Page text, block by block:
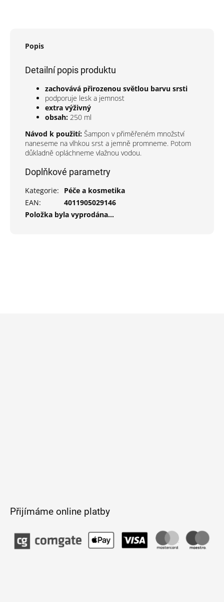
Popis
Detailní popis produktu
zachovává přirozenou světlou barvu srsti
podporuje lesk a jemnost
extra výživný
obsah: 250 ml
Návod k použití: Šampon v přiměřeném množství
naneseme na vlhkou srst a jemně promneme. Potom
důkladně opláchneme vlažnou vodou.
Doplňkové parametry
Kategorie:
Péče a kosmetika
EAN:
4011905029146
Položka byla vyprodána…
Přijímáme online platby